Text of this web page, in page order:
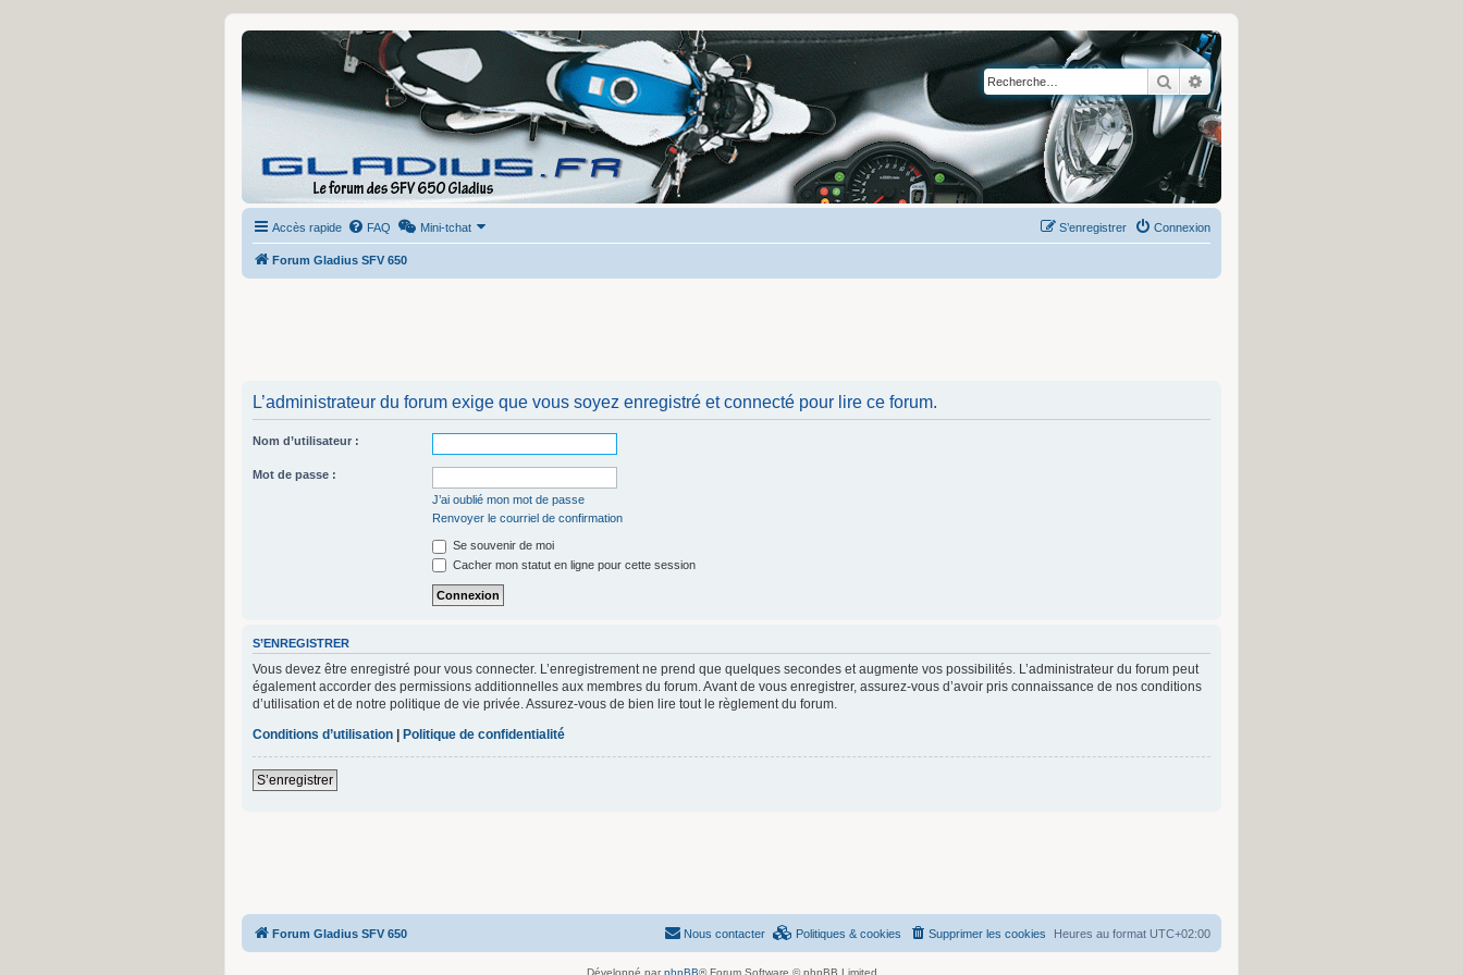
RechercherRecherche avancée
Accès rapide FAQ Mini-tchat Connexion
S’enregistrer
Forum Gladius SFV 650
L’administrateur du forum exige que vous soyez enregistré et connecté pour lire ce forum.
Nom d’utilisateur :
Mot de passe :
J’ai oublié mon mot de passe
Renvoyer le courriel de confirmation
Se souvenir de moi
Cacher mon statut en ligne pour cette session
S’ENREGISTRER
Vous devez être enregistré pour vous connecter. L’enregistrement ne prend que quelques secondes et augmente vos possibilités. L’administrateur du forum peut
également accorder des permissions additionnelles aux membres du forum. Avant de vous enregistrer, assurez-vous d’avoir pris connaissance de nos conditions
d’utilisation et de notre politique de vie privée. Assurez-vous de bien lire tout le règlement du forum.
Conditions d’utilisation | Politique de confidentialité
S’enregistrer
Forum Gladius SFV 650 Heures au format UTC+02:00
Supprimer les cookies
Politiques & cookies
Nous contacter
Développé par phpBB® Forum Software © phpBB Limited